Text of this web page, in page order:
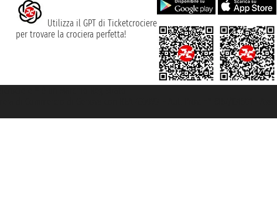
Utilizza il GPT di Ticketcrociere
per trovare la crociera perfetta!